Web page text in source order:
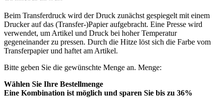
Beim Transferdruck wird der Druck zunächst gespiegelt mit einem
Drucker auf das (Transfer-)Papier aufgebracht. Eine Presse wird
verwendet, um Artikel und Druck bei hoher Temperatur
gegeneinander zu pressen. Durch die Hitze löst sich die Farbe vom
Transferpapier und haftet am Artikel.
Bitte geben Sie die gewünschte Menge an. Menge:
Wählen Sie Ihre Bestellmenge
Eine Kombination ist möglich und sparen Sie bis zu 36%